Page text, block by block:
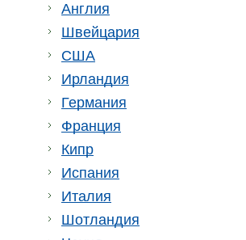
Англия
Швейцария
США
Ирландия
Германия
Франция
Кипр
Испания
Италия
Шотландия